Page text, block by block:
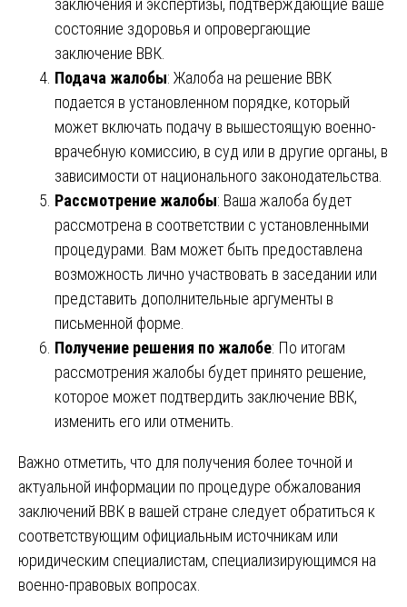
заключения и экспертизы, подтверждающие ваше
состояние здоровья и опровергающие
заключение ВВК.
Подача жалобы: Жалоба на решение ВВК
подается в установленном порядке, который
может включать подачу в вышестоящую военно-
врачебную комиссию, в суд или в другие органы, в
зависимости от национального законодательства.
Рассмотрение жалобы: Ваша жалоба будет
рассмотрена в соответствии с установленными
процедурами. Вам может быть предоставлена
возможность лично участвовать в заседании или
представить дополнительные аргументы в
письменной форме.
Получение решения по жалобе: По итогам
рассмотрения жалобы будет принято решение,
которое может подтвердить заключение ВВК,
изменить его или отменить.
Важно отметить, что для получения более точной и
актуальной информации по процедуре обжалования
заключений ВВК в вашей стране следует обратиться к
соответствующим официальным источникам или
юридическим специалистам, специализирующимся на
военно-правовых вопросах.